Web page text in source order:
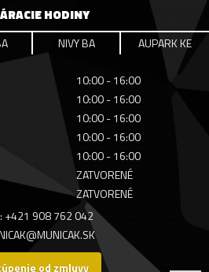
HODINY
NIVY BA AUPARK KE
10:00 - 16:00
10:00 - 16:00
10:00 - 16:00
10:00 - 16:00
10:00 - 16:00
ZATVORENÉ
ZATVORENÉ
+421 908 762 042
od zmluvy